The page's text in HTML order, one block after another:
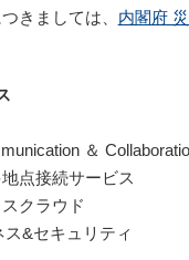
きましては、 内閣府
＆
点接続サービス
クラウド
&セキュリティ